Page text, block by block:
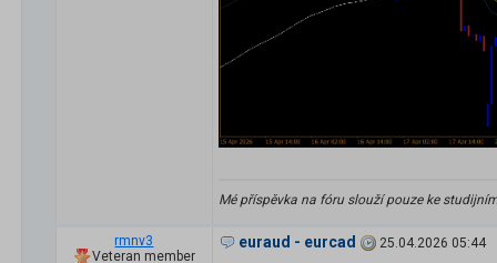
Mé příspěvka na fóru slouží pouze ke
rmnv3
Veteran member
euraud - eurcad
25.04.2026 05:44